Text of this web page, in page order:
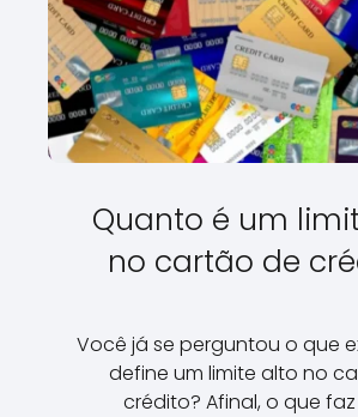
Quanto é um
no cartão de
Você já se perguntou o que
define um limite alto no
crédito? Afinal, o que